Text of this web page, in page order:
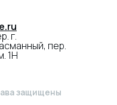
г.
пер.
1Н
защищены